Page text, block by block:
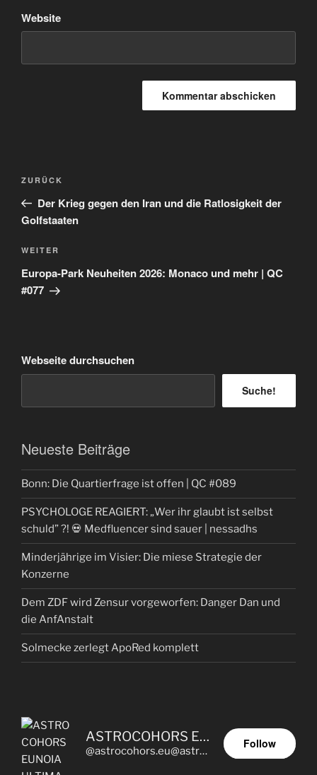
Website
Beitragsnavigation
Vorheriger
Beitrag
ZURÜCK
Der Krieg gegen den Iran und die Ratlosigkeit der
Golfstaaten
Nächster
Beitrag
WEITER
Europa-Park Neuheiten 2026: Monaco und mehr | QC
#077
Webseite durchsuchen
Suche!
Neueste Beiträge
Bonn: Die Quartierfrage ist offen | QC #089
PSYCHOLOGE REAGIERT: „Wer ihr glaubt ist selbst
schuld” ?! 💀 Medfluencer sind sauer | nessadhs
Minderjährige im Visier: Die miese Strategie der
Konzerne
Dem ZDF wird Zensur vorgeworfen: Danger Dan und
die AnfAnstalt
Solmecke zerlegt ApoRed komplett
ASTROCOHORS EUNOIA ULTIMA
@astrocohors.eu@astrocohors.eu
Follow